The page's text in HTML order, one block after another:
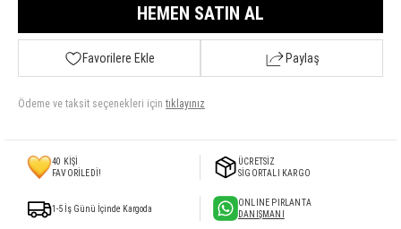
HEMEN SATIN AL
Favorilere Ekle Paylaş
Ödeme ve taksit seçenekleri için tıklayınız
40 KİŞİ
FAVORİLEDİ!
ÜCRETSİZ
SİGORTALI KARGO
1-5 İş Günü İçinde Kargoda
ONLINE PIRLANTA
DANIŞMANI